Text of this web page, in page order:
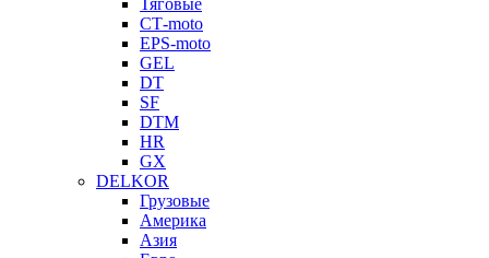
Тяговые
СТ-moto
EPS-moto
GEL
DT
SF
DTM
HR
GX
DELKOR
Грузовые
Америка
Азия